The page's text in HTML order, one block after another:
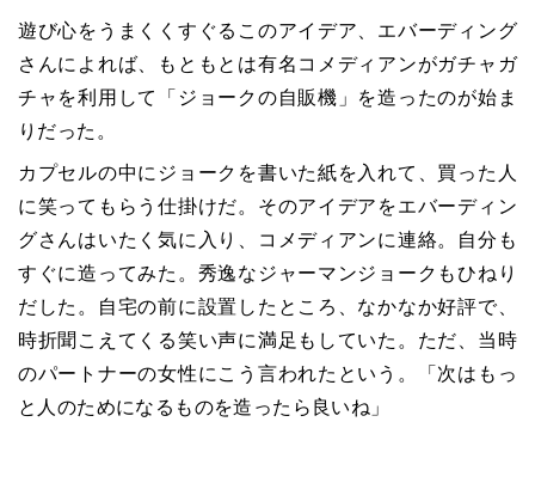
遊び心をうまくくすぐるこのアイデア、エバーディング
さんによれば、もともとは有名コメディアンがガチャガ
チャを利用して「ジョークの自販機」を造ったのが始ま
りだった。
カプセルの中にジョークを書いた紙を入れて、買った人
に笑ってもらう仕掛けだ。そのアイデアをエバーディン
グさんはいたく気に入り、コメディアンに連絡。自分も
すぐに造ってみた。秀逸なジャーマンジョークもひねり
だした。自宅の前に設置したところ、なかなか好評で、
時折聞こえてくる笑い声に満足もしていた。ただ、当時
のパートナーの女性にこう言われたという。「次はもっ
と人のためになるものを造ったら良いね」